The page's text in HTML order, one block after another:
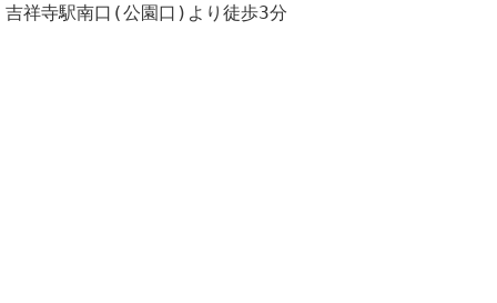
吉祥寺駅南口(公園口)より徒歩3分